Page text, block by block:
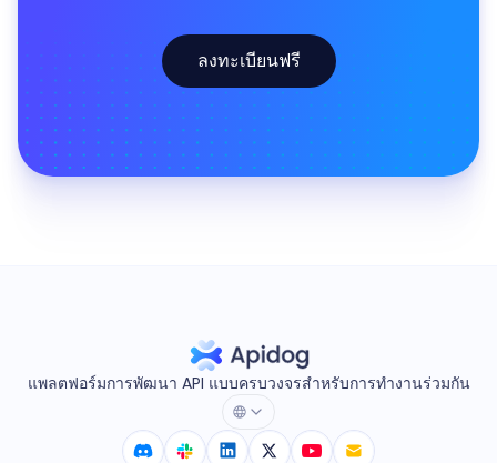
ลงทะเบียนฟรี
แพลตฟอร์มการพัฒนา API แบบครบวงจรสำหรับการทำงานร่วมกัน